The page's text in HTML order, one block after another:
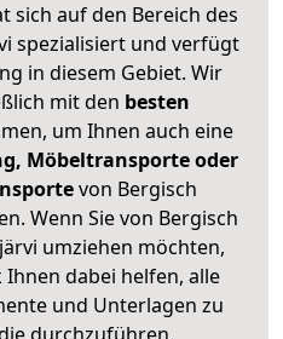
sich auf den Bereich des
spezialisiert und verfügt
in diesem Gebiet. Wir
mit den besten
um Ihnen auch eine
Möbeltransporte oder
von Bergisch
Wenn Sie von Bergisch
umziehen möchten,
dabei helfen, alle
und Unterlagen zu